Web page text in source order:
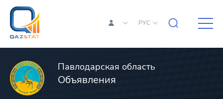
РУС
Павлодарская область
Объявления